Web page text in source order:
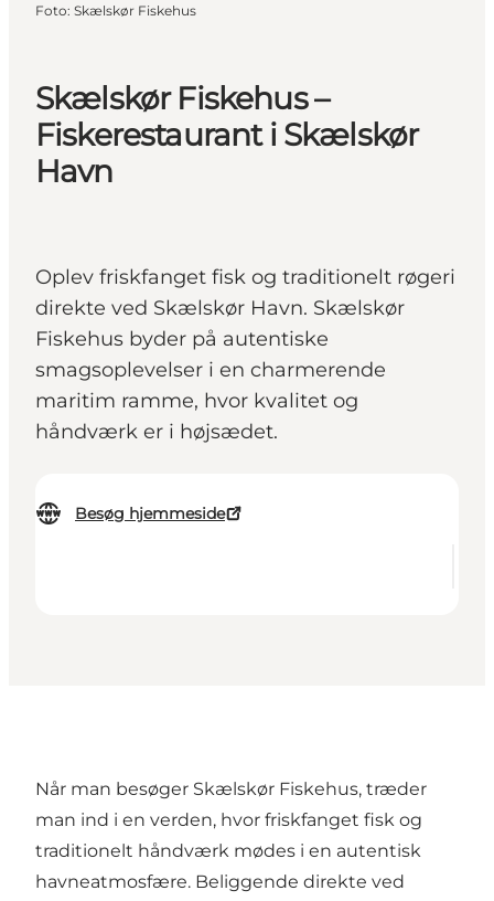
Skælskør Fiskehus –
Fiskerestaurant i Skælskør
Havn
Oplev friskfanget fisk og traditionelt røgeri
direkte ved Skælskør Havn. Skælskør
Fiskehus byder på autentiske
smagsoplevelser i en charmerende
maritim ramme, hvor kvalitet og
håndværk er i højsædet.
Besøg hjemmeside
Foto: Skælskør Fiskehus
Når man besøger Skælskør Fiskehus, træder
man ind i en verden, hvor friskfanget fisk og
traditionelt håndværk mødes i en autentisk
havneatmosfære. Beliggende direkte ved